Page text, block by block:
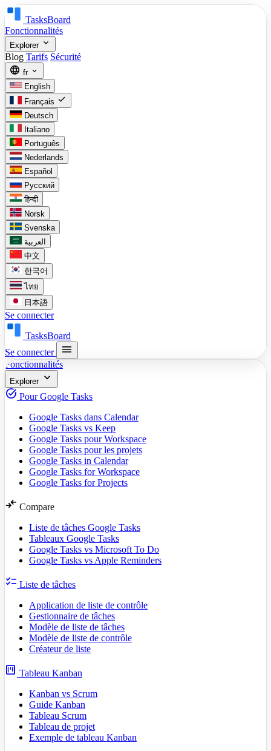
TasksBoard
Fonctionnalités
Explorer expand_more
Blog Tarifs Sécurité
language fr expand_more
English
Français check
Deutsch
Italiano
Português
Nederlands
Español
Русский
हिन्दी
Norsk
Svenska
العربية
中文
한국어
ไทย
日本語
Se connecter
TasksBoard
Se connecter
menu
Fonctionnalités
Explorer expand_more
task_alt Pour Google Tasks
Google Tasks dans Calendar
Google Tasks vs Keep
Google Tasks pour Workspace
Google Tasks pour les projets
Google Tasks in Calendar
Google Tasks for Workspace
Google Tasks for Projects
compare_arrows Compare
Liste de tâches Google Tasks
Tableaux Google Tasks
Google Tasks vs Microsoft To Do
Google Tasks vs Apple Reminders
checklist Liste de tâches
Application de liste de contrôle
Gestionnaire de tâches
Modèle de liste de tâches
Modèle de liste de contrôle
Créateur de liste
view_kanban Tableau Kanban
Kanban vs Scrum
Guide Kanban
Tableau Scrum
Tableau de projet
Exemple de tableau Kanban